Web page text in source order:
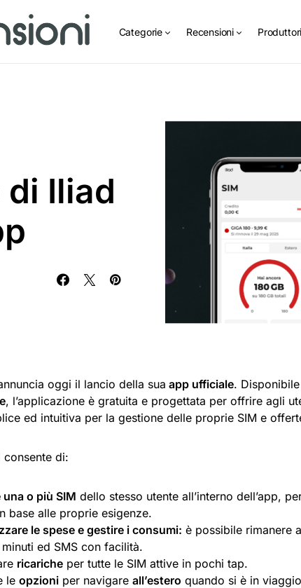
Categorie Recensioni
Iliad
oggi il lancio della sua app ufficiale.
, l’applicazione è gratuita e progettata per offrire agli
ed intuitiva per la gestione delle proprie SIM e
consente di:
una o più SIM dello stesso utente all’interno dell’app,
base alle proprie esigenze.
le spese e gestire i consumi: è possibile rimanere
ed SMS con facilità.
ricariche per tutte le SIM attive in pochi tap.
le opzioni per navigare all’estero quando si è in